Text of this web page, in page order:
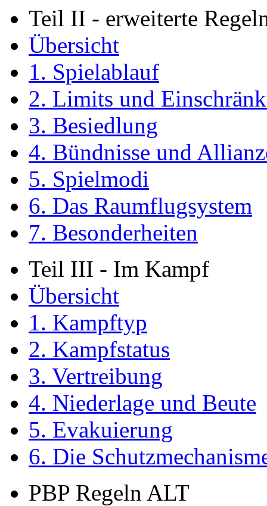
Teil II - erweiterte
Übersicht
1. Spielablauf
2. Limits und
3. Besiedlung
4. Bündnisse und
5. Spielmodi
6. Das Raumflugsystem
7. Besonderheiten
Teil III - Im Kampf
Übersicht
1. Kampftyp
2. Kampfstatus
3. Vertreibung
4. Niederlage und Beute
5. Evakuierung
6. Die
PBP Regeln ALT